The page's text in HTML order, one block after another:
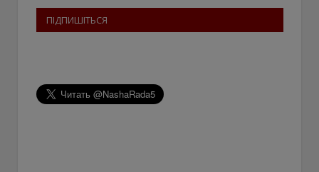
ПІДПИШІТЬСЯ